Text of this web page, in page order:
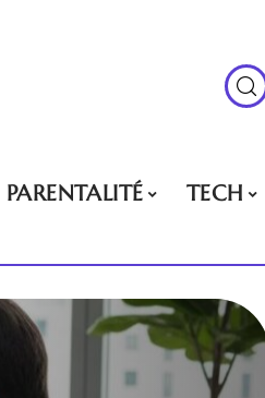
PARENTALITÉ
TECH